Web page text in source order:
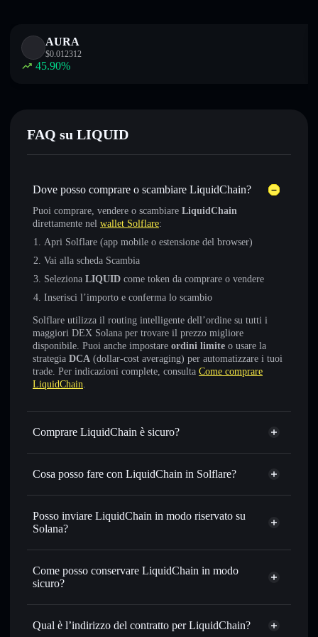
AURA
$0.012312
45.90%
FAQ su LIQUID
Dove posso comprare o scambiare LiquidChain?
Puoi comprare, vendere o scambiare LiquidChain
direttamente nel wallet Solflare:
Apri Solflare (app mobile o estensione del browser)
Vai alla scheda Scambia
Seleziona LIQUID come token da comprare o vendere
Inserisci l’importo e conferma lo scambio
Solflare utilizza il routing intelligente dell’ordine su tutti i
maggiori DEX Solana per trovare il prezzo migliore
disponibile. Puoi anche impostare ordini limite o usare la
strategia DCA (dollar-cost averaging) per automatizzare i tuoi
trade. Per indicazioni complete, consulta Come comprare
LiquidChain.
Comprare LiquidChain è sicuro?
LiquidChain non è verificato
Cosa posso fare con LiquidChain in Solflare?
LiquidChain
wallet Solflare
Scambiare istantaneamente — scambia LIQUID in SOL,
USDC o in migliaia di altri token Solana al prezzo migliore
prezzo desiderato di LIQUID
Usare il DCA
LIQUID nel tempo
Inviare in modo riservato
— trasferisci LIQUID senza
collegare pubblicamente i wallet usando l’Aggregatore di
Posso inviare LiquidChain in modo riservato su
Solana?
Aggregatore di privacy
Come posso conservare LiquidChain in modo
sicuro?
LiquidChain
Qual è l’indirizzo del contratto per LiquidChain?